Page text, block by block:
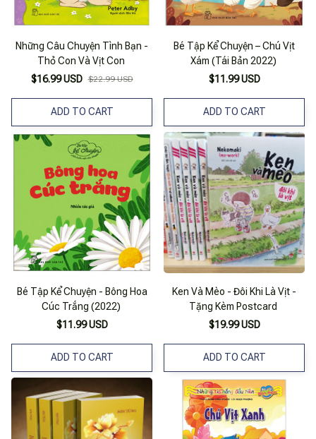
Những Câu Chuyện Tình Bạn -
Thỏ Con Và Vịt Con
$16.99 USD $22.99 USD
ADD TO CART
Bé Tập Kể Chuyện – Chú Vịt
Xám (Tái Bản 2022)
$11.99 USD
ADD TO CART
Bé Tập Kể Chuyện - Bông Hoa
Cúc Trắng (2022)
$11.99 USD
ADD TO CART
Ken Và Mèo - Đôi Khi Là Vịt -
Tặng Kèm Postcard
$19.99 USD
ADD TO CART